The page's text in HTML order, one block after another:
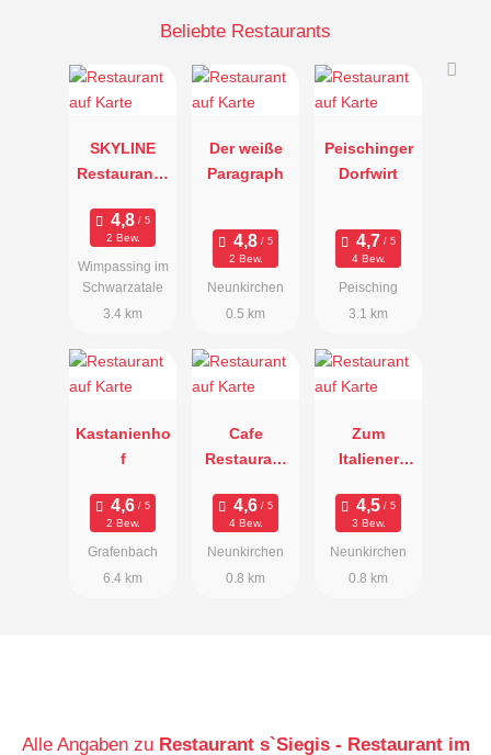
Beliebte Restaurants
SKYLINE
Restaurant -
2 Bew.
Wimpassing im
Schwarzatale
3.4 km
Der weiße
Paragraph
2 Bew.
Neunkirchen
0.5 km
Peischinger
Dorfwirt
4 Bew.
Peisching
3.1 km
Kastanienho
f
2 Bew.
Grafenbach
6.4 km
Cafe
Restaurant
hen
4 Bew.
Neunkirchen
0.8 km
Zum
Italiener
Luigi
3 Bew.
Neunkirchen
0.8 km
Alle Angaben zu Restaurant s`Siegis - Restaurant im